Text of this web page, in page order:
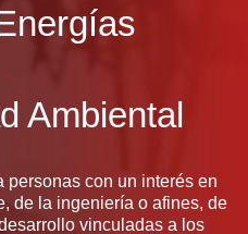
Ambiental
personas con un interés en
de la ingeniería o afines, de
vinculadas a los